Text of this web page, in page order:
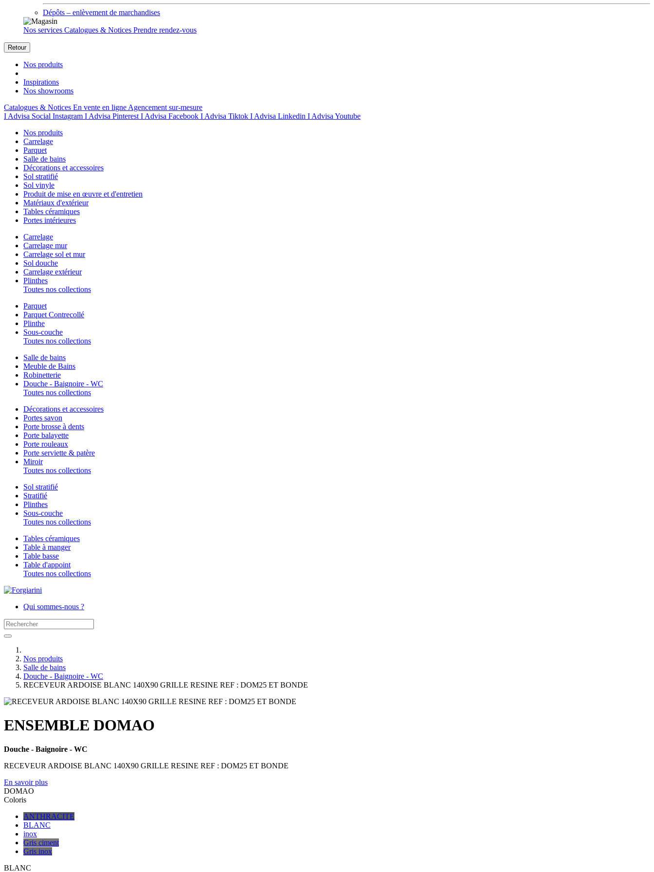
Dépôts – enlèvement de marchandises
Nos services Catalogues & Notices Prendre rendez-vous
Retour
Nos produits
Inspirations
Nos showrooms
Catalogues & Notices En vente en ligne Agencement sur-mesure
I Advisa Social Instagram I Advisa Pinterest I Advisa Facebook I Advisa Tiktok I Advisa Linkedin I Advisa Youtube
Nos produits
Carrelage
Parquet
Salle de bains
Décorations et accessoires
Sol stratifié
Sol vinyle
Produit de mise en œuvre et d'entretien
Matériaux d'extérieur
Tables céramiques
Portes intérieures
Carrelage
Carrelage mur
Carrelage sol et mur
Sol douche
Carrelage extérieur
Plinthes
Toutes nos collections
Parquet
Parquet Contrecollé
Plinthe
Sous-couche
Toutes nos collections
Salle de bains
Meuble de Bains
Robinetterie
Douche - Baignoire - WC
Toutes nos collections
Décorations et accessoires
Portes savon
Porte brosse à dents
Porte balayette
Porte rouleaux
Porte serviette & patère
Miroir
Toutes nos collections
Sol stratifié
Stratifié
Plinthes
Sous-couche
Toutes nos collections
Tables céramiques
Table à manger
Table basse
Table d'appoint
Toutes nos collections
Qui sommes-nous ?
Nos produits
Salle de bains
Douche - Baignoire - WC
RECEVEUR ARDOISE BLANC 140X90 GRILLE RESINE REF : DOM25 ET BONDE
ENSEMBLE DOMAO
Douche - Baignoire - WC
RECEVEUR ARDOISE BLANC 140X90 GRILLE RESINE REF : DOM25 ET BONDE
En savoir plus
DOMAO
Coloris
ANTHRACITE
BLANC
inox
Gris ciment
Gris inox
BLANC